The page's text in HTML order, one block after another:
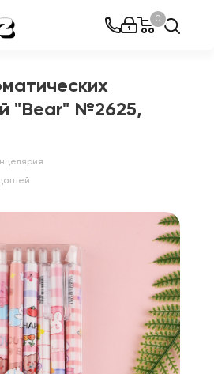
0
"Bear" №2625,